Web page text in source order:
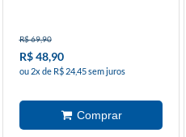
R$ 69,90
R$ 48,90
ou 2x de R$ 24,45 sem juros